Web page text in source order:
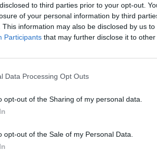
to third parties prior to your opt-out.
of your personal information by third
This information may also be disclosed by us
Participants that may further disclose it to other
Data Processing Opt Outs
opt-out of the Sharing of my personal data.
opt-out of the Sale of my Personal Data.
© 2023 Netflix, Inc